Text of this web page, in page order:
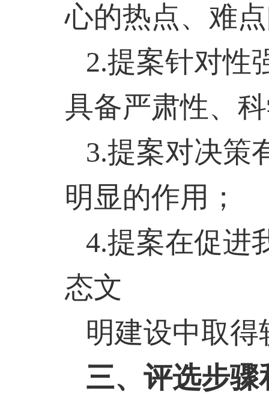
心的热点、难
2.提案针对性
具备严肃性、
3.提案对决策
明显的作用；
4.提案在促进
态文
明建设中取
三、评选步骤